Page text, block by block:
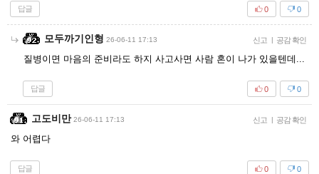
답글 0
0
모두까기인형 26-06-11 17:13 신고 공감 확인
질병이면 마음의 준비라도 하지 사고사면 사람 혼이 나가 있을텐데...
답글 0
0
고도비만 26-06-11 17:13 신고 공감 확인
와 어렵다
답글 0
0